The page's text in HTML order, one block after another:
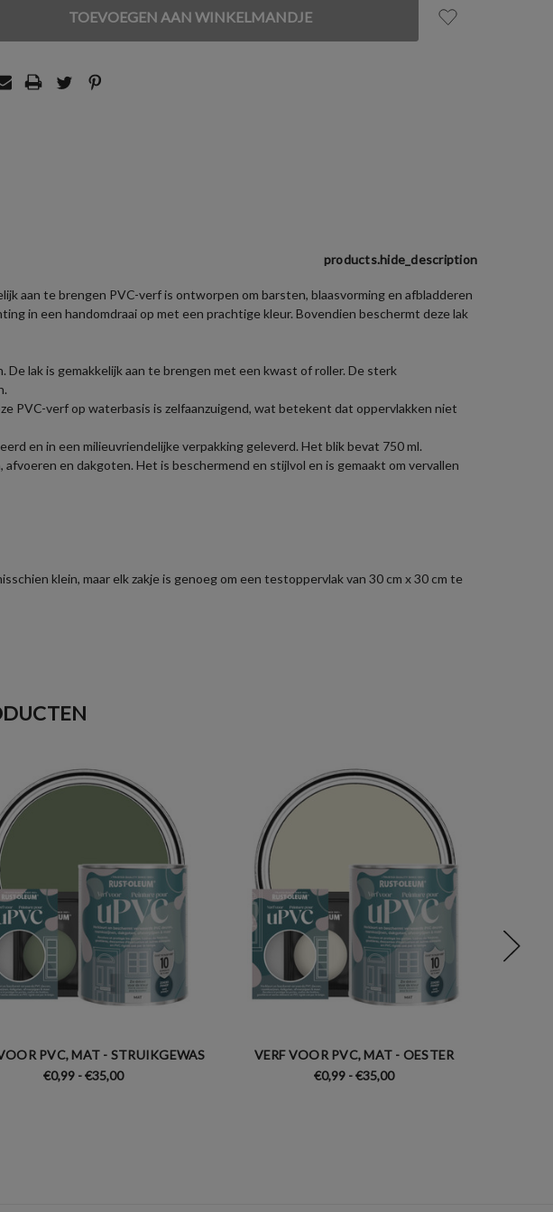
UNDEFINED
products.hide_description
aan te brengen PVC-verf is ontworpen om barsten, blaasvorming en afbladderen
in een handomdraai op met een prachtige kleur. Bovendien beschermt deze lak
lak is gemakkelijk aan te brengen met een kwast of roller. De sterk
PVC-verf op waterbasis is zelfaanzuigend, wat betekent dat oppervlakken niet
en in een milieuvriendelijke verpakking geleverd. Het blik bevat 750 ml.
en dakgoten. Het is beschermend en stijlvol en is gemaakt om vervallen
klein, maar elk zakje is genoeg om een testoppervlak van 30 cm x 30 cm te
PVC, MAT - STRUIKGEWAS
€0,99 - €35,00
VERF VOOR PVC, MAT - OESTER
€0,99 - €35,00